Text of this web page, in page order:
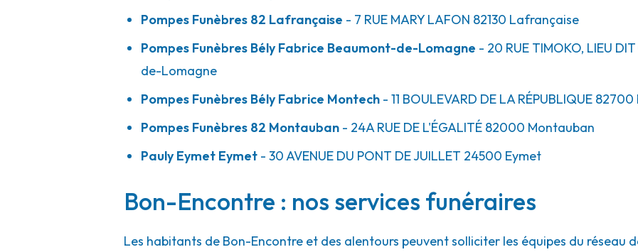
Consulter l'agence 05 63 30 76 34
A votre écoute 24h/24 7j/7
Pompes Funèbres Bély Fabrice - Montech
50.4km
11 Boulevard De La République-82700 Montech
A votre écoute 24h/24 7j/7
54.3km
Pompes Funèbres 82 Lafrançaise - 7 RUE MARY LAFON 82130 Lafrançaise
Pompes Funèbres Bély Fabrice Beaumont-de-Lomagne - 20 RUE TIMOKO, LIEU
de-Lomagne
Pompes Funèbres Bély Fabrice Montech - 11 BOULEVARD DE LA RÉPUBLIQUE 82700
Pompes Funèbres 82 Montauban - 24A RUE DE L'ÉGALITÉ 82000 Montauban
Pauly Eymet Eymet - 30 AVENUE DU PONT DE JUILLET 24500 Eymet
Bon-Encontre : nos services funéraires
Les habitants de Bon-Encontre et des alentours peuvent solliciter les équipes du réseau